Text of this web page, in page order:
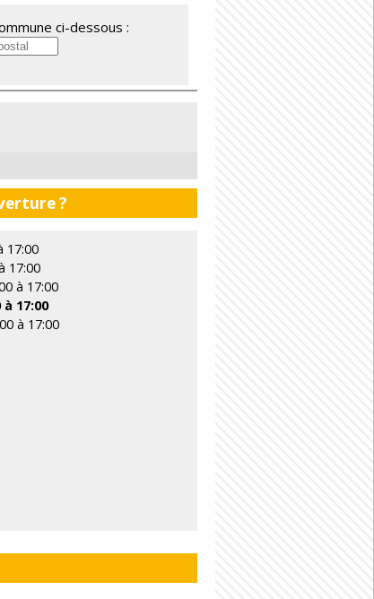
ci-dessous :
?
17:00
17:00
à 17:00
à 17:00
à 17:00